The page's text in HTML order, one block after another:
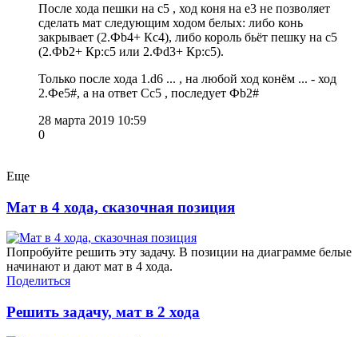
После хода пешки на с5 , ход коня на е3 не позволяет
сделать мат следующим ходом белых: либо конь
закрывает (2.Фb4+ Кс4), либо король бьёт пешку на с5
(2.Фb2+ Кр:с5 или 2.Фd3+ Кр:с5).
Только после хода 1.d6 ... , на любой ход конём ... - ход
2.Фе5#, а на ответ Сс5 , последует Фb2#
28 марта 2019 10:59
0
Еще
Мат в 4 хода, сказочная позиция
Попробуйте решить эту задачу. В позиции на диаграмме белые
начинают и дают мат в 4 хода.
Поделиться
Решить задачу, мат в 2 хода